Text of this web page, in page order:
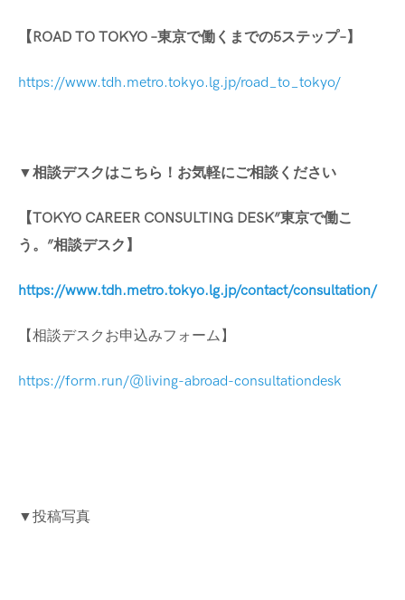
【ROAD TO TOKYO –東京で働くまでの5ステップ–】
https://www.tdh.metro.tokyo.lg.jp/road_to_tokyo/
▼相談デスクはこちら！お気軽にご相談ください
【TOKYO CAREER CONSULTING DESK”東京で働こ
う。 ”相談デスク】
https://www.tdh.metro.tokyo.lg.jp/contact/consultation/
【相談デスクお申込みフォーム】
https://form.run/@living-abroad-consultationdesk
▼投稿写真